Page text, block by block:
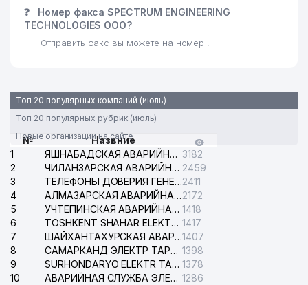
❓
Номер факса SPECTRUM ENGINEERING
TECHNOLOGIES ООО?
Отправить факс вы можете на номер .
Топ 20 популярных компаний (июль)
Топ 20 популярных рубрик (июль)
Новые организации на сайте
№
Назвние
1
ЯШНАБАДСКАЯ АВАРИЙНАЯ СЛУЖБА ЭЛЕКТРОСЕТИ 3182
2
ЧИЛАНЗАРСКАЯ АВАРИЙНАЯ СЛУЖБА ЭЛЕКТРОСЕТИ 2459
3
ТЕЛЕФОНЫ ДОВЕРИЯ ГЕНЕРАЛЬНОЙ ПРОКУРАТУРЫ РЕСПУБЛИКИ УЗБЕКИСТАН2411
4
АЛМАЗАРСКАЯ АВАРИЙНАЯ СЛУЖБА ЭЛЕКТРОСЕТИ2172
5
УЧТЕПИНСКАЯ АВАРИЙНАЯ СЛУЖБА ЭЛЕКТРОСЕТИ 1418
6
TOSHKENT SHAHAR ELEKTR TARMOQLARI KORXONASI АО 1417
7
ШАЙХАНТАХУРСКАЯ АВАРИЙНАЯ СЛУЖБА ЭЛЕКТРОСЕТИ1407
8
САМАРКАНД ЭЛЕКТР ТАРМОКЛАРИ АО 1398
9
SURHONDARYO ELEKTR TARMOKLARI АО 1378
10
АВАРИЙНАЯ СЛУЖБА ЭЛЕКТРОСЕТИ ТАШКЕНТСКОГО РАЙОНА 1286